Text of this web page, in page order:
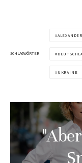
SCHLAGWÖRTER
UKRAINE